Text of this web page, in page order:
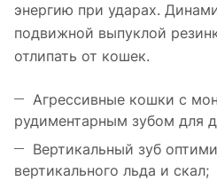
энергию при ударах.
подвижной выпуклой
отлипать от кошек.
Агрессивные кошки с
рудиментарным зубом для
Вертикальный зуб
вертикального льда и скал;